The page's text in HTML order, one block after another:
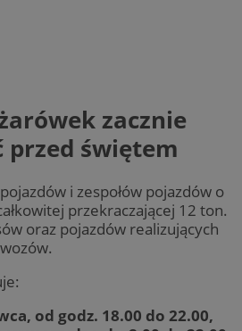
zacznie
przed świętem
i zespołów pojazdów o
przekraczającej 12 ton.
oraz pojazdów realizujących
od godz. 18.00 do 22.00,